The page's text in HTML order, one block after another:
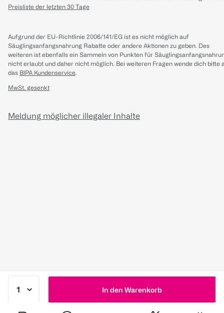
In den Warenkorb
Preisliste der letzten 30 Tage
Aufgrund der EU-Richtlinie 2006/141/EG ist es nicht möglich auf
Säuglingsanfangsnahrung Rabatte oder andere Aktionen zu geben. Des
weiteren ist ebenfalls ein Sammeln von Punkten für
nicht erlaubt und daher nicht möglich. Bei weiteren Fragen wende dich bitte
das BIPA Kundenservice.
MwSt. gesenkt
Meldung möglicher illegaler Inhalte